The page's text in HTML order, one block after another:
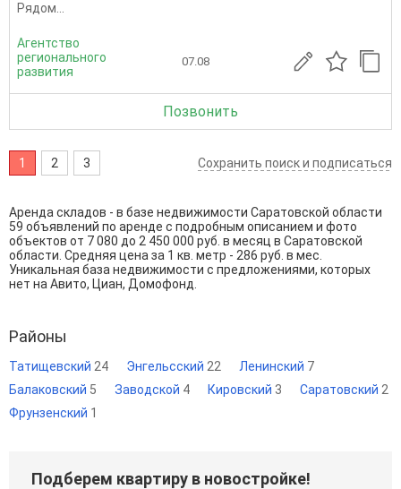
Рядом...
Агентство
регионального
развития
07.08
Позвонить
1 2 3 Сохранить поиск и подписаться
Аренда складов - в базе недвижимости Саратовской области
59 объявлений по аренде с подробным описанием и фото
объектов от 7 080 до 2 450 000 руб. в месяц в Саратовской
области. Средняя цена за 1 кв. метр - 286 руб. в мес.
Уникальная база недвижимости с предложениями, которых
нет на Авито, Циан, Домофонд.
Районы
Татищевский 24 Энгельсский 22 Ленинский 7
Балаковский 5 Заводской 4 Кировский 3 Саратовский 2
Фрунзенский 1
Подберем квартиру в новостройке!